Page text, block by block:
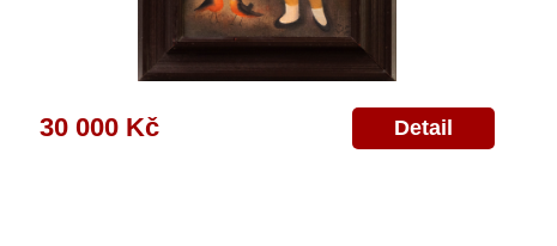
30 000 Kč Detail